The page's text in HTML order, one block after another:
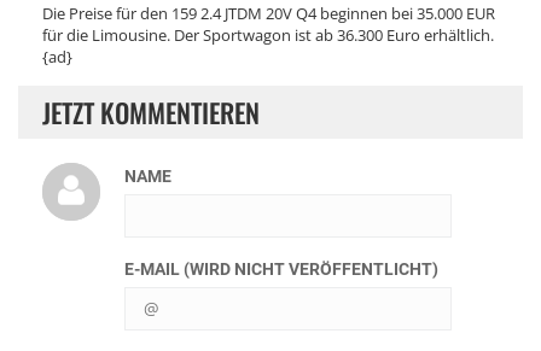
Die Preise für den 159 2.4 JTDM 20V Q4 beginnen bei 35.000 EUR
für die Limousine. Der Sportwagon ist ab 36.300 Euro erhältlich.
{ad}
JETZT KOMMENTIEREN
NAME
E-MAIL (WIRD NICHT VERÖFFENTLICHT)